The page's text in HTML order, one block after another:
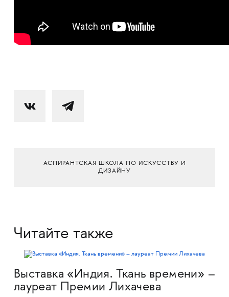
АСПИРАНТСКАЯ ШКОЛА ПО ИСКУССТВУ И
ДИЗАЙНУ
Читайте также
Выставка «Индия. Ткань времени» –
лауреат Премии Лихачева